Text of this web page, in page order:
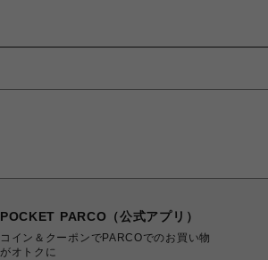
POCKET PARCO（公式アプリ）
コイン＆クーポンでPARCOでのお買い物
がオトクに